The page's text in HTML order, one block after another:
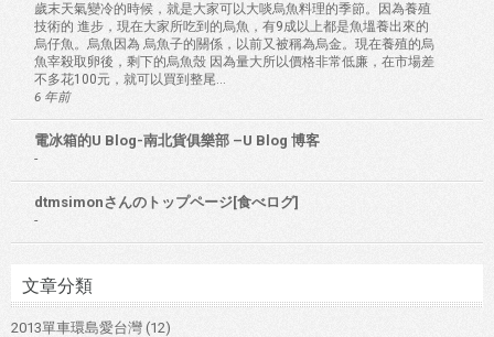
歲末天氣變冷的時候，就是大家可以大啖烏魚料理的季節。因為養殖
技術的 進步，現在大家所吃到的烏魚，有9成以上都是魚塭養出來的
烏仔魚。烏魚因為 烏魚子的關係，以前又被稱為烏金。現在養殖的烏
魚宰殺取卵後，剩下的烏魚殼 因為量大所以價格非常低廉，在市場差
不多花100元，就可以買到整尾...
6 年前
電冰箱的U Blog-南北貨俱樂部 –U Blog 博客
-
dtmsimonさんのトップページ[食べログ]
-
文章分類
2013單車環島愛台灣 (12)